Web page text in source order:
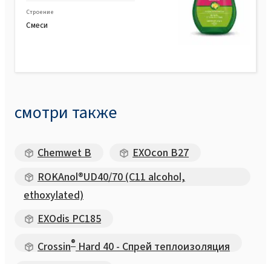
Строение
Смеси
смотри также
Chemwet B
EXOcon B27
ROKAnol®UD40/70 (C11 alcohol,
ethoxylated)
EXOdis PC185
Crossin® Hard 40 - Спрей теплоизоляция